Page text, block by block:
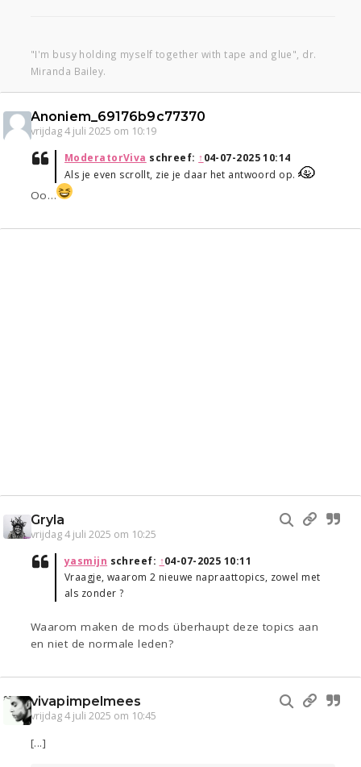
"I'm busy holding myself together with tape and glue", dr.
Miranda Bailey.
Anoniem_69176b9c77370
vrijdag 4 juli 2025 om 10:19
ModeratorViva schreef: ↑04-07-2025 10:14
Als je even scrollt, zie je daar het antwoord op.
Oo…
Gryla
vrijdag 4 juli 2025 om 10:25
yasmijn schreef: ↑04-07-2025 10:11
Vraagje, waarom 2 nieuwe napraattopics, zowel met
als zonder ?
Waarom maken de mods überhaupt deze topics aan
en niet de normale leden?
vivapimpelmees
vrijdag 4 juli 2025 om 10:45
[...]